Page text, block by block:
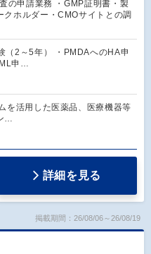
の申請業務 ・GMP証明書・製
ホルダー・CMOサイトとの調
（2～5年） ・PMDAへのHA申
申…
を活用した医薬品、医療機器等
…
詳細を見る
掲載期間：26/08/06～26/08/19